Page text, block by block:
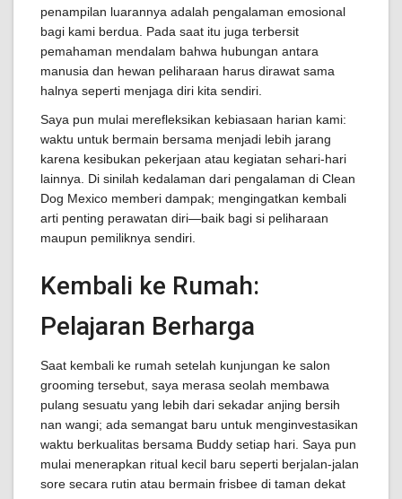
penampilan luarannya adalah pengalaman emosional
bagi kami berdua. Pada saat itu juga terbersit
pemahaman mendalam bahwa hubungan antara
manusia dan hewan peliharaan harus dirawat sama
halnya seperti menjaga diri kita sendiri.
Saya pun mulai merefleksikan kebiasaan harian kami:
waktu untuk bermain bersama menjadi lebih jarang
karena kesibukan pekerjaan atau kegiatan sehari-hari
lainnya. Di sinilah kedalaman dari pengalaman di Clean
Dog Mexico memberi dampak; mengingatkan kembali
arti penting perawatan diri—baik bagi si peliharaan
maupun pemiliknya sendiri.
Kembali ke Rumah:
Pelajaran Berharga
Saat kembali ke rumah setelah kunjungan ke salon
grooming tersebut, saya merasa seolah membawa
pulang sesuatu yang lebih dari sekadar anjing bersih
nan wangi; ada semangat baru untuk menginvestasikan
waktu berkualitas bersama Buddy setiap hari. Saya pun
mulai menerapkan ritual kecil baru seperti berjalan-jalan
sore secara rutin atau bermain frisbee di taman dekat